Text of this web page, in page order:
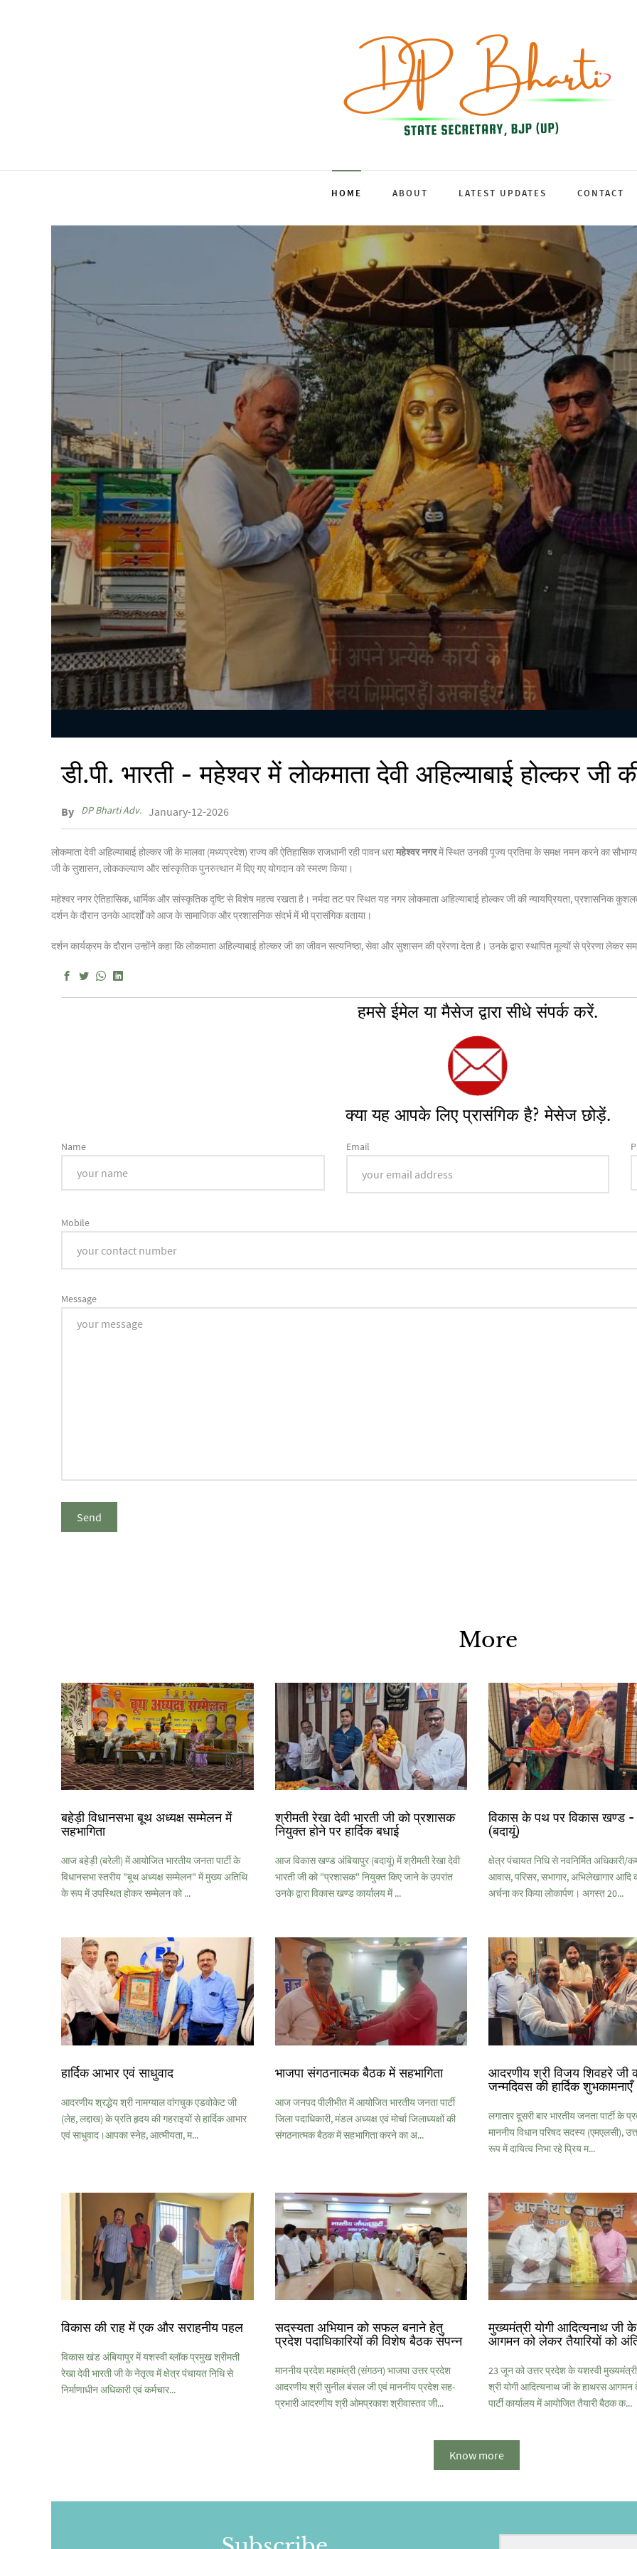
HOME ABOUT LATEST UPDATES CONTACT
डी.पी. भारती - महेश्वर में लोकमाता देवी अहिल्याबाई होल्कर जी
By DP Bharti Adv. January-12-2026
लोकमाता देवी अहिल्याबाई होल्कर जी के मालवा (मध्यप्रदेश) राज्य की ऐतिहासिक राजधानी रही पावन धरामहेश्वर नगरमें स्थित उनकी पूज्य प्रतिमा के समक्ष नमन करने का सौभाग्य
जी के सुशासन, लोककल्याण और सांस्कृतिक पुनरुत्थान में दिए गए योगदान को स्मरण किया।
महेश्वर नगर ऐतिहासिक, धार्मिक और सांस्कृतिक दृष्टि से विशेष महत्व रखता है। नर्मदा तट पर स्थित यह नगर लोकमाता अहिल्याबाई होल्कर जी की न्यायप्रियता, प्रशासनिक
दर्शन के दौरान उनके आदर्शों को आज के सामाजिक और प्रशासनिक संदर्भ में भी प्रासंगिक बताया।
दर्शन कार्यक्रम के दौरान उन्होंने कहा कि लोकमाता अहिल्याबाई होल्कर जी का जीवन सत्यनिष्ठा, सेवा और सुशासन की प्रेरणा देता है। उनके द्वारा स्थापित मूल्यों से प्रेरणा
हमसे ईमेल या मैसेज द्वारा सीधे संपर्क करें.
क्या यह आपके लिए प्रासंगिक है? मेसेज छोड़ें.
Name Email
Mobile
Message
More
बहेड़ी विधानसभा बूथ अध्यक्ष सम्मेलन में
सहभागिता
आज बहेड़ी (बरेली) में आयोजित भारतीय जनता पार्टी के
विधानसभा स्तरीय "बूथ अध्यक्ष सम्मेलन" में मुख्य अतिथि
के रूप में उपस्थित होकर सम्मेलन को ...
श्रीमती रेखा देवी भारती जी को प्रशासक
नियुक्त होने पर हार्दिक बधाई
आज विकास खण्ड अंबियापुर (बदायूं) में श्रीमती रेखा देवी
भारती जी को "प्रशासक" नियुक्त किए जाने के उपरांत
उनके द्वारा विकास खण्ड कार्यालय में ...
विकास के पथ पर विकास खण्ड -
(बदायूं)
क्षेत्र पंचायत निधि से नवनिर्मित अधिकारी/
आवास, परिसर, सभागार, अभिलेखागार आदि
अर्चना कर किया लोकार्पण। अगस्त 20...
हार्दिक आभार एवं साधुवाद
आदरणीय श्रद्धेय श्री नामग्याल वांगचुक एडवोकेट जी
(लेह, लद्दाख) के प्रति हृदय की गहराइयों से हार्दिक आभार
एवं साधुवाद।आपका स्नेह, आत्मीयता, म...
भाजपा संगठनात्मक बैठक में सहभागिता
आज जनपद पीलीभीत में आयोजित भारतीय जनता पार्टी
जिला पदाधिकारी, मंडल अध्यक्ष एवं मोर्चा जिलाध्यक्षों की
संगठनात्मक बैठक में सहभागिता करने का अ...
आदरणीय श्री विजय शिवहरे जी
जन्मदिवस की हार्दिक शुभकामनाएँ
लगातार दूसरी बार भारतीय जनता पार्टी के
माननीय विधान परिषद सदस्य (एमएलसी),
रूप में दायित्व निभा रहे प्रिय म...
विकास की राह में एक और सराहनीय पहल
विकास खंड अंबियापुर में यशस्वी ब्लॉक प्रमुख श्रीमती
रेखा देवी भारती जी के नेतृत्व में क्षेत्र पंचायत निधि से
निर्माणाधीन अधिकारी एवं कर्मचार...
सदस्यता अभियान को सफल बनाने हेतु
प्रदेश पदाधिकारियों की विशेष बैठक संपन्न
माननीय प्रदेश महामंत्री (संगठन) भाजपा उत्तर प्रदेश
आदरणीय श्री सुनील बंसल जी एवं माननीय प्रदेश सह-
प्रभारी आदरणीय श्री ओमप्रकाश श्रीवास्तव जी...
मुख्यमंत्री योगी आदित्यनाथ जी
आगमन को लेकर तैयारियों को
23 जून को उत्तर प्रदेश के यशस्वी
श्री योगी आदित्यनाथ जी के हाथरस
पार्टी कार्यालय में आयोजित तैयारी बैठक क...
Know more